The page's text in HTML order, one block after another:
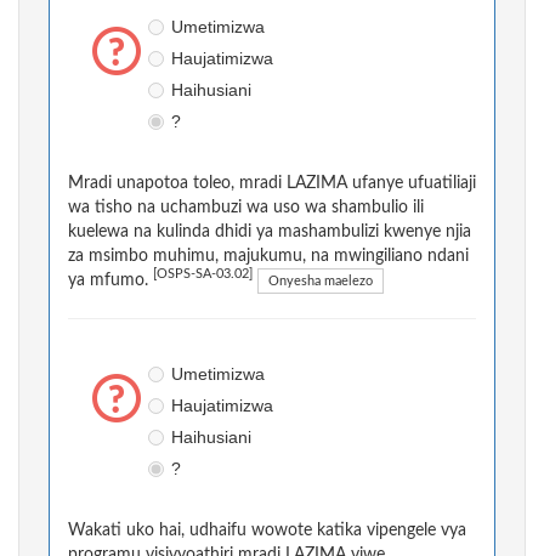
Umetimizwa
Haujatimizwa
Haihusiani
?
Mradi unapotoa toleo, mradi LAZIMA ufanye ufuatiliaji
wa tisho na uchambuzi wa uso wa shambulio ili
kuelewa na kulinda dhidi ya mashambulizi kwenye njia
za msimbo muhimu, majukumu, na mwingiliano ndani
ya mfumo.
[OSPS-SA-03.02] Onyesha maelezo
Umetimizwa
Haujatimizwa
Haihusiani
?
Wakati uko hai, udhaifu wowote katika vipengele vya